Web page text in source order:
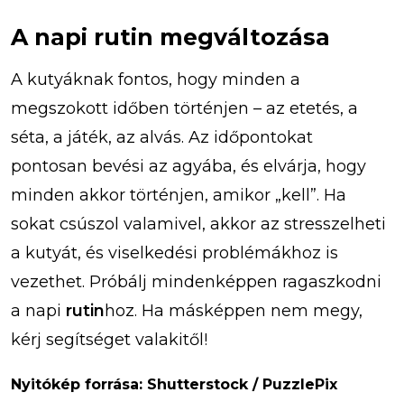
A napi rutin megváltozása
A kutyáknak fontos, hogy minden a
megszokott időben történjen – az etetés, a
séta, a játék, az alvás. Az időpontokat
pontosan bevési az agyába, és elvárja, hogy
minden akkor történjen, amikor „kell”. Ha
sokat csúszol valamivel, akkor az stresszelheti
a kutyát, és viselkedési problémákhoz is
vezethet. Próbálj mindenképpen ragaszkodni
a napi rutinhoz. Ha másképpen nem megy,
kérj segítséget valakitől!
Nyitókép forrása: Shutterstock / PuzzlePix